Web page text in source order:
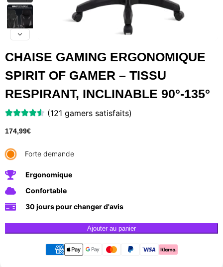
CHAISE GAMING ERGONOMIQUE
SPIRIT OF GAMER – TISSU
RESPIRANT, INCLINABLE 90°-135°
(121 gamers satisfaits)
174,99€
Forte demande
Ergonomique
Confortable
30 jours pour changer d'avis
Ajouter au panier